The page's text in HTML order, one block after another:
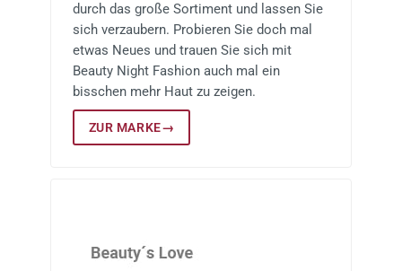
durch das große Sortiment und lassen Sie
sich verzaubern. Probieren Sie doch mal
etwas Neues und trauen Sie sich mit
Beauty Night Fashion auch mal ein
bisschen mehr Haut zu zeigen.
ZUR MARKE→